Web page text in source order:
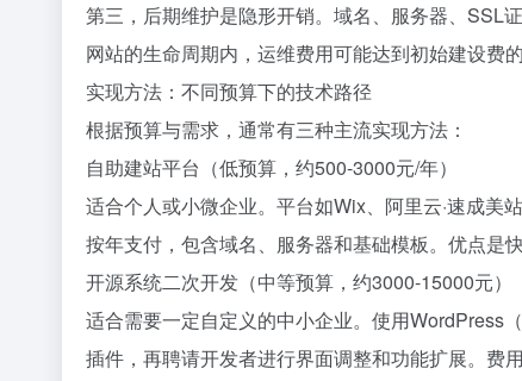
第三，后期维护是隐形开销。域名、服务器、SSL
网站的生命周期内，运维费用可能达到初始建设费的
实现方法：不同预算下的技术路径
根据预算与需求，通常有三种主流实现方法：
自助建站平台（低预算，约500-3000元/年）
适合个人或小微企业。平台如Wix、阿里云·速成
按年支付，包含域名、服务器和基础模板。优点是
开源系统二次开发（中等预算，约3000-15000元）
适合需要一定自定义的中小企业。使用WordPress
插件，再聘请开发者进行界面调整和功能扩展。费